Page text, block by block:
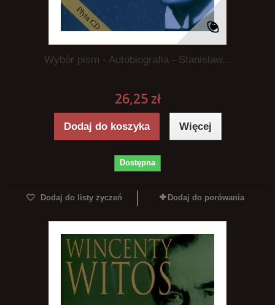
Wybór pism - Autobiografia - Stanisław...
26,25 zł
Dodaj do koszyka Więcej
Dostępna
Dodaj do listy życzeń Dodaj do porówania